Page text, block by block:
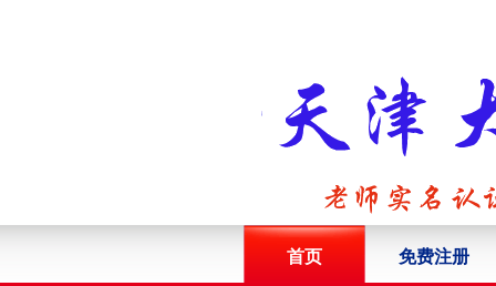
首页 免费注册